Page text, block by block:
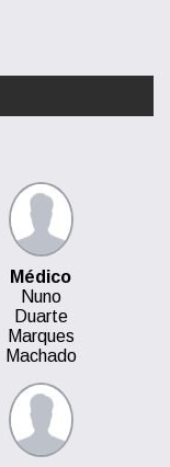
Médico
Nuno
Duarte
Marques
Machado